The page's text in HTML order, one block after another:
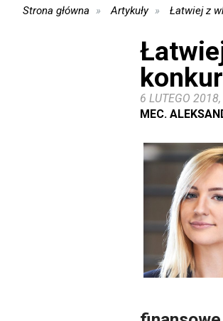
Strona główna Artykuły Łatwiej z
6 LUTEGO
MEC.